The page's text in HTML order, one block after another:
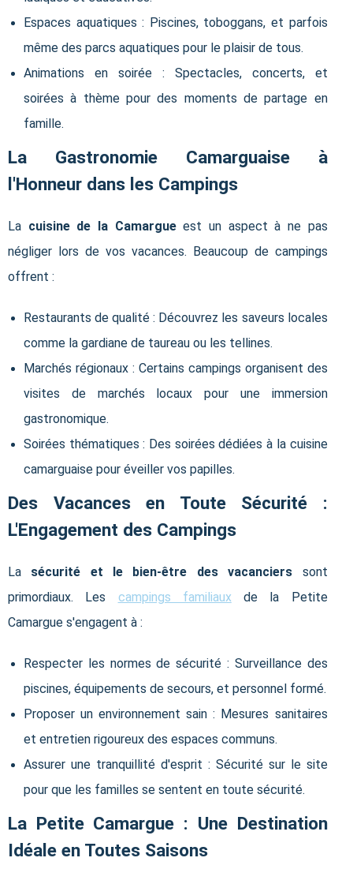
Espaces aquatiques : Piscines, toboggans, et parfois
même des parcs aquatiques pour le plaisir de tous.
Animations en soirée : Spectacles, concerts, et
soirées à thème pour des moments de partage en
famille.
La Gastronomie Camarguaise à
l'Honneur dans les Campings
La cuisine de la Camargueest un aspect à ne pas
négliger lors de vos vacances. Beaucoup de campings
offrent :
Restaurants de qualité : Découvrez les saveurs locales
comme la gardiane de taureau ou les tellines.
Marchés régionaux : Certains campings organisent des
visites de marchés locaux pour une immersion
gastronomique.
Soirées thématiques : Des soirées dédiées à la cuisine
camarguaise pour éveiller vos papilles.
Des Vacances en Toute Sécurité :
L'Engagement des Campings
La sécurité et le bien-être des vacanciers sont
primordiaux. Les campings familiauxde la Petite
Camargue s'engagent à :
Respecter les normes de sécurité : Surveillance des
piscines, équipements de secours, et personnel formé.
Proposer un environnement sain : Mesures sanitaires
et entretien rigoureux des espaces communs.
Assurer une tranquillité d'esprit : Sécurité sur le site
pour que les familles se sentent en toute sécurité.
La Petite Camargue : Une Destination
Idéale en Toutes Saisons